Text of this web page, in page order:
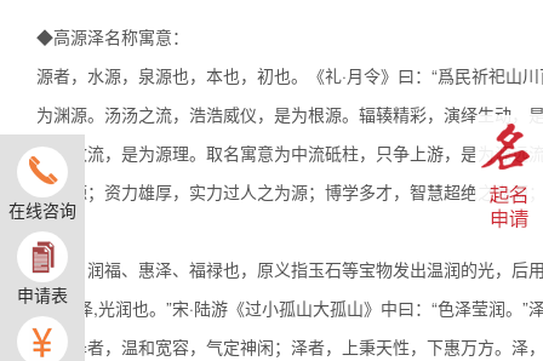
◆高源泽名称寓意：
源者，水源，泉源也，本也，初也。《礼·月令》曰：“爲民祈祀山
为渊源。汤汤之流，浩浩威仪，是为根源。辐辏精彩，演绎生动
惠渊致流，是为源理。取名寓意为中流砥柱，只争上游，是为源远
之为源；资力雄厚，实力过人之为源；博学多才，智慧超绝之为源
泽者，润福、惠泽、福禄也，原义指玉石等宝物发出温润的光，后
曰：“泽,光润也。”宋·陆游《过小孤山大孤山》中曰：“色泽莹润。
世；泽者，温和宽容，气定神闲；泽者，上秉天性，下惠万方。泽
在线咨询
申请表